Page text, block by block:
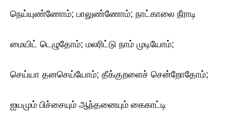
நெய்யுண்ணோம்; பாலுண்ணோம்; நாட்காலை நீராடி
மையிட் டெழுதோம்; மலரிட்டு நாம் முடியோம்;
செய்யா தனசெய்யோம்; தீக்குறளைச் சென்றோதோம்;
ஐயமும் பிச்சையும் ஆந்தனையும் கைகாட்டி